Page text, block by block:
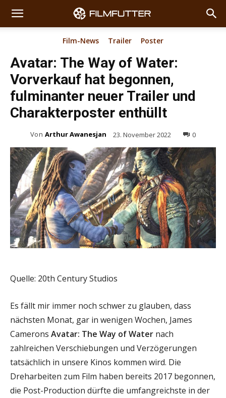
Film-News Trailer Poster
Avatar: The Way of Water:
Vorverkauf hat begonnen,
fulminanter neuer Trailer und
Charakterposter enthüllt
Von Arthur Awanesjan 23. November 2022 0
Quelle: 20th Century Studios
Es fällt mir immer noch schwer zu glauben, dass
nächsten Monat, gar in wenigen Wochen, James
Camerons Avatar: The Way of Water nach
zahlreichen Verschiebungen und Verzögerungen
tatsächlich in unsere Kinos kommen wird. Die
Dreharbeiten zum Film haben bereits 2017 begonnen,
die Post-Production dürfte die umfangreichste in der